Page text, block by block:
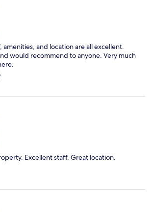
and location are all excellent.
would recommend to anyone. Very much
Excellent staff. Great location.